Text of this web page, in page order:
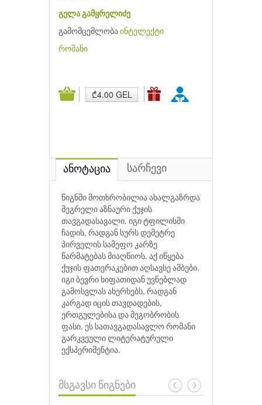
გელა გამყრელიძე
გამომცემლობა ინტელექტი
რომანი
₾4.00 GEL
ანოტაცია სარჩევი
წიგნში მოთხრობილია ახალგაზრდა
მეგრელი აზნაური ქუჯის
თავგადასავალი. იგი ტფილისში
ჩადის, რადგან სურს დემეტრე
პირველის სამეფო კარზე
წარმატებას მიაღწიოს. აქ იწყება
ქუჯის ფათერაკებით აღსავსე ამბები.
იგი ბევრი ხიფათიდან უვნებლად
გამოსვლას ახერხებს, რადგან
კარგად იცის თავდადების,
ერთგულებისა და მეგობრობის
ფასი. ეს სათავგადასავლო რომანი
გარკვეული ლიტერატურული
ექსპერიმენტია.
მსგავსი წიგნები